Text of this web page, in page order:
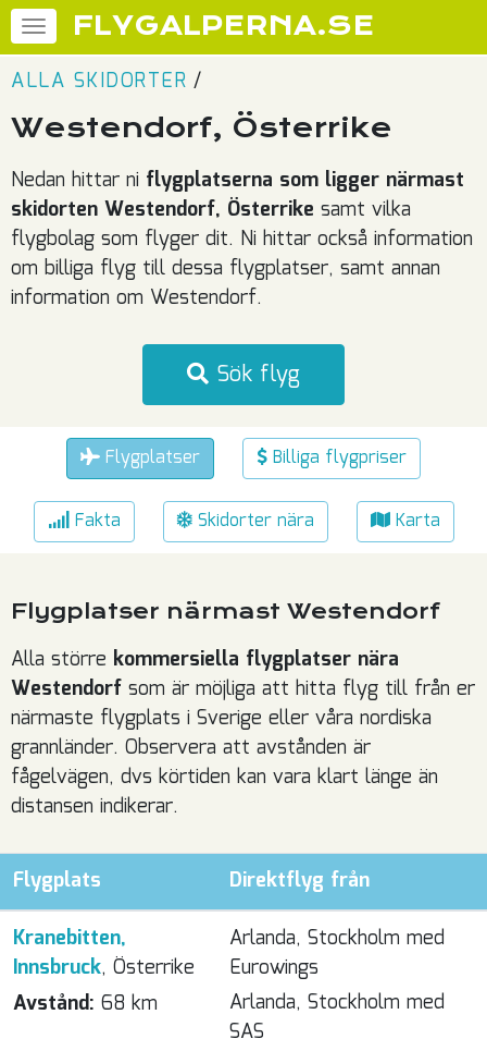
FLYGALPERNA.SE
ALLA SKIDORTER /
Westendorf, Österrike
Nedan hittar ni flygplatserna som ligger närmast
skidorten Westendorf, Österrike samt vilka
flygbolag som flyger dit. Ni hittar också information
om billiga flyg till dessa flygplatser, samt annan
information om Westendorf.
Sök flyg
Flygplatser Billiga flygpriser
Fakta Skidorter nära Karta
Flygplatser närmast Westendorf
Alla större kommersiella flygplatser nära
Westendorf som är möjliga att hitta flyg till från er
närmaste flygplats i Sverige eller våra nordiska
grannländer. Observera att avstånden är
fågelvägen, dvs körtiden kan vara klart länge än
distansen indikerar.
Flygplats
Direktflyg från
Kranebitten,
Innsbruck, Österrike
Avstånd: 68 km
Arlanda, Stockholm med
Eurowings
Arlanda, Stockholm med
SAS